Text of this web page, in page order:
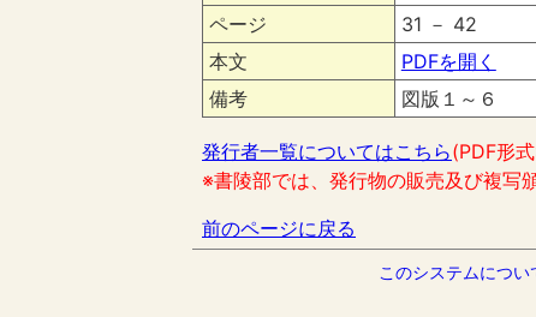
ページ
31 － 42
本文
PDFを開く
備考
図版１～６
発行者一覧についてはこちら(PDF形
※書陵部では、発行物の販売及び複写
前のページに戻る
このシステムについ